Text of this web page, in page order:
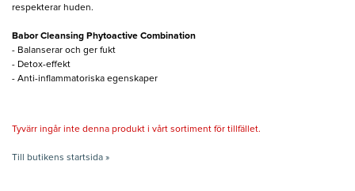
respekterar huden.
Babor Cleansing Phytoactive Combination
- Balanserar och ger fukt
- Detox-effekt
- Anti-inflammatoriska egenskaper
Tyvärr ingår inte denna produkt i vårt sortiment för tillfället.
Till butikens startsida »